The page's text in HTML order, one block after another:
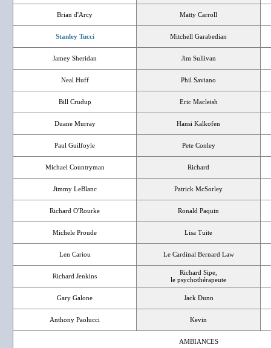
Brian d'Arcy Matty Carroll
Stanley Tucci Mitchell Garabedian
Jamey Sheridan Jim Sullivan
Neal Huff Phil Saviano
Bill Crudup Eric Macleish
Duane Murray Hansi Kalkofen
Paul Guilfoyle Pete Conley
Michael Countryman Richard
Jimmy LeBlanc Patrick McSorley
Richard O'Rourke Ronald Paquin
Michele Proude Lisa Tuite
Len Cariou Le Cardinal Bernard Law
Richard Jenkins
Richard Sipe,
le psychothérapeute
Gary Galone Jack Dunn
Anthony Paolucci Kevin
AMBIANCES